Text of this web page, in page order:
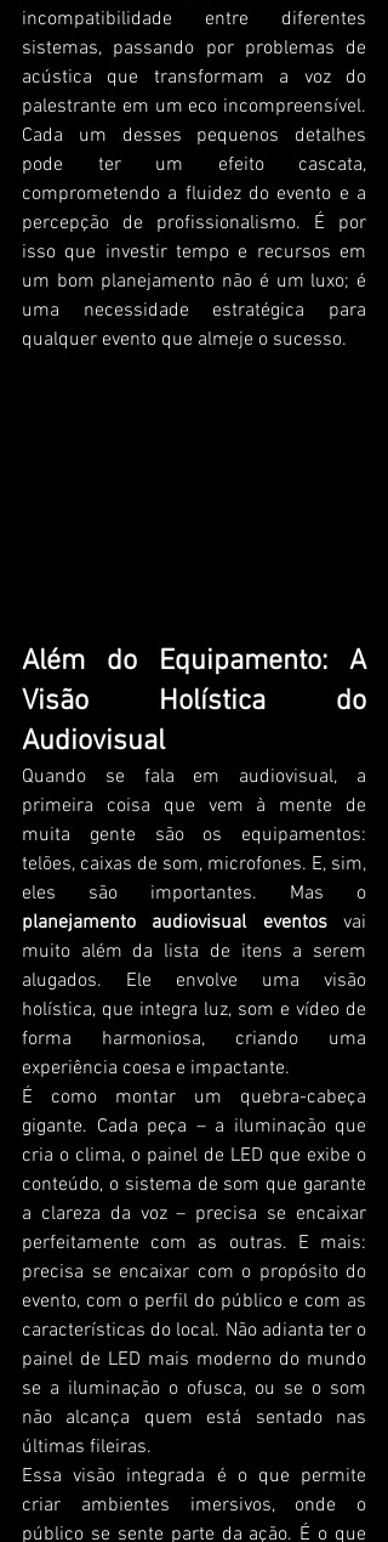
incompatibilidade entre diferentes
sistemas, passando por problemas de
acústica que transformam a voz do
palestrante em um eco incompreensível.
Cada um desses pequenos detalhes
pode ter um efeito cascata,
comprometendo a fluidez do evento e a
percepção de profissionalismo. É por
isso que investir tempo e recursos em
um bom planejamento não é um luxo; é
uma necessidade estratégica para
qualquer evento que almeje o sucesso.
Além do Equipamento: A
Visão Holística do
Audiovisual
Quando se fala em audiovisual, a
primeira coisa que vem à mente de
muita gente são os equipamentos:
telões, caixas de som, microfones. E, sim,
planejamento audiovisual eventos vai
muito além da lista de itens a serem
alugados. Ele envolve uma visão
holística, que integra luz, som e vídeo de
forma harmoniosa, criando uma
experiência coesa e impactante.
É como montar um quebra-cabeça
gigante. Cada peça – a iluminação que
cria o clima, o painel de LED que exibe o
conteúdo, o sistema de som que garante
a clareza da voz – precisa se encaixar
perfeitamente com as outras. E mais:
precisa se encaixar com o propósito do
evento, com o perfil do público e com as
características do local. Não adianta ter o
painel de LED mais moderno do mundo
se a iluminação o ofusca, ou se o som
não alcança quem está sentado nas
últimas fileiras.
Essa visão integrada é o que permite
criar ambientes imersivos, onde o
público se sente parte da ação. É o que